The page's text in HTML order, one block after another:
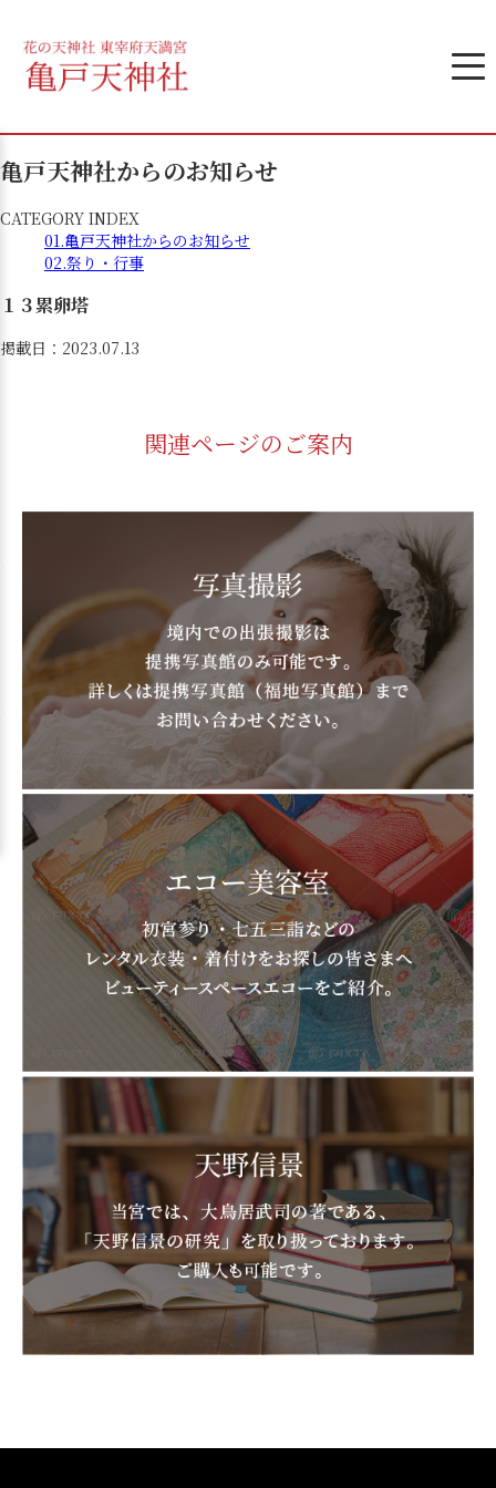
亀戸天神社からのお知らせ
CATEGORY INDEX
01.亀戸天神社からのお知らせ
02.祭り・行事
１３累卵塔
掲載日：2023.07.13
関連ページのご案内